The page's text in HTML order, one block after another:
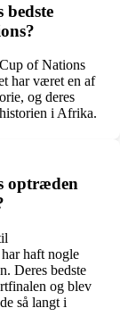
of Nations
har været en af
og deres
i Afrika.
optræden
haft nogle
Deres bedste
og blev
så langt i